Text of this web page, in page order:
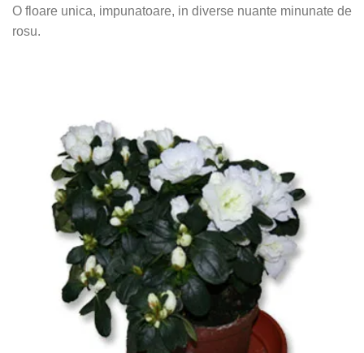
O floare unica, impunatoare, in diverse nuante minunate de
rosu.